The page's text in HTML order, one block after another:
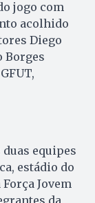
jogo com
acolhido
Diego
Borges
duas equipes
estádio do
Jovem
da